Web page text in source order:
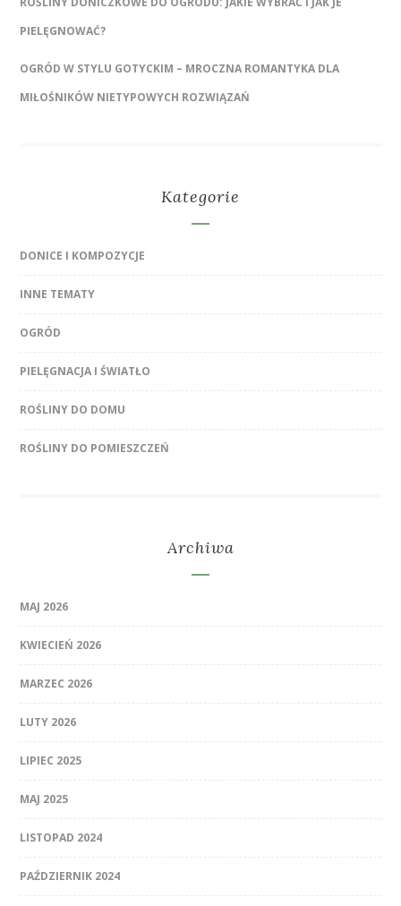
PIELĘGNOWAĆ?
OGRÓD W STYLU GOTYCKIM – MROCZNA ROMANTYKA DLA
MIŁOŚNIKÓW NIETYPOWYCH ROZWIĄZAŃ
Kategorie
DONICE I KOMPOZYCJE
INNE TEMATY
OGRÓD
PIELĘGNACJA I ŚWIATŁO
ROŚLINY DO DOMU
ROŚLINY DO POMIESZCZEŃ
Archiwa
MAJ 2026
KWIECIEŃ 2026
MARZEC 2026
LUTY 2026
LIPIEC 2025
MAJ 2025
LISTOPAD 2024
PAŹDZIERNIK 2024